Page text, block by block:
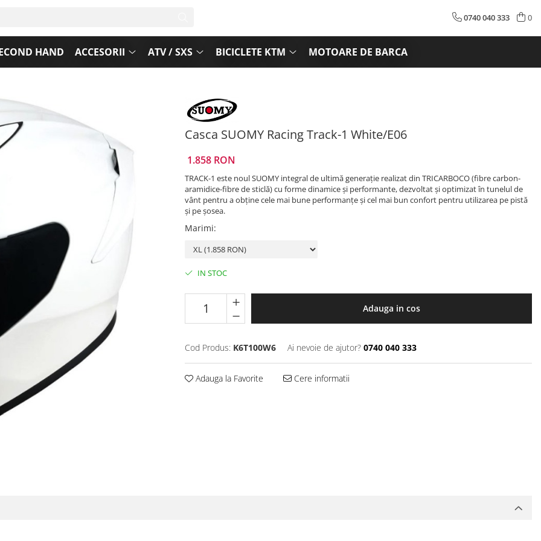
0740 040 333 0
HAND ACCESORII ATV / SXS BICICLETE KTM MOTOARE DE BARCA
Casca SUOMY Racing Track-1 White/E06
1.858 RON
TRACK-1 este noul SUOMY integral de ultimă generație realizat din TRICARBOCO (fibre carbon-
aramidice-fibre de sticlă) cu forme dinamice și performante, dezvoltat și optimizat în tunelul de
vânt pentru a obține cele mai bune performanțe și cel mai bun confort pentru utilizarea pe pistă
și pe șosea.
Marimi:
IN STOC
Adauga in cos
Cod Produs: K6T100W6 Ai nevoie de ajutor? 0740 040 333
Adauga la Favorite Cere informatii